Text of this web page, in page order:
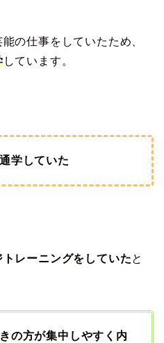
の仕事をしていたため、
しています。
学していた
レーニングをしていたと
の方が集中しやすく内